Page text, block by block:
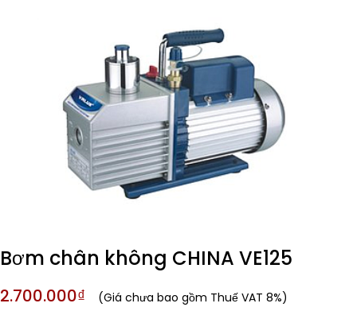
Bơm chân không CHINA VE125
2.700.000₫ (Giá chưa bao gồm Thuế VAT 8%)